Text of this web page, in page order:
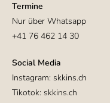
Termine
Nur über Whatsapp
+41 76 462 14 30
Social Media
Instagram: skkins.ch
Tikotok: skkins.ch